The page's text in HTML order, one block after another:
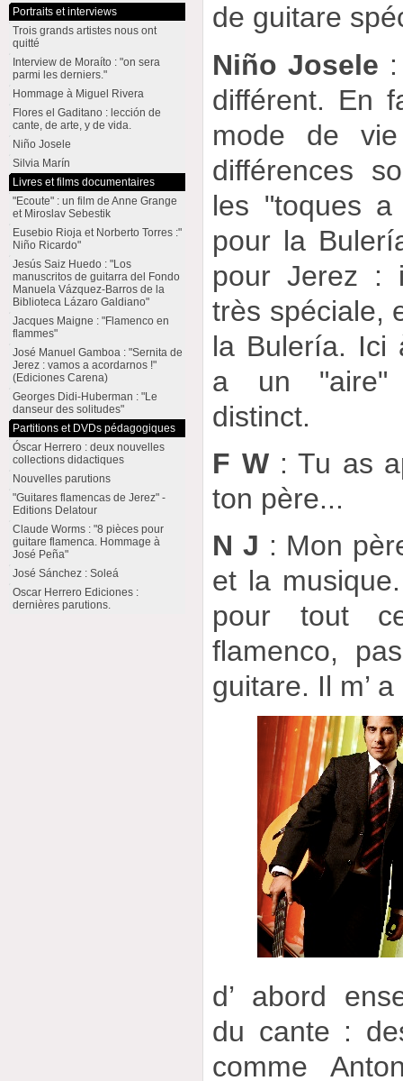
de guitare
Niño Josele
différent. En
mode de vie
différences
les "toques
pour la
pour Jerez :
très spéciale,
la Bulería. Ici
a un "aire"
distinct.
F W: Tu as
ton père...
N J : Mon
et la
pour tout
flamenco,
guitare. Il m’ a
d’ abord
du cante :
comme
Portraits et interviews
Trois grands artistes nous ont
quitté
Interview de Moraíto : "on sera
parmi les derniers."
Hommage à Miguel Rivera
Flores el Gaditano : lección de
cante, de arte, y de vida.
Niño Josele
Silvia Marín
Livres et films documentaires
"Ecoute" : un film de Anne Grange
et Miroslav Sebestik
Eusebio Rioja et Norberto Torres :"
Niño Ricardo"
Jesús Saiz Huedo : "Los
manuscritos de guitarra del Fondo
Manuela Vázquez-Barros de la
Biblioteca Lázaro Galdiano"
Jacques Maigne : "Flamenco en
flammes"
José Manuel Gamboa : "Sernita de
Jerez : vamos a acordarnos !"
(Ediciones Carena)
Georges Didi-Huberman : "Le
danseur des solitudes"
Partitions et DVDs pédagogiques
Óscar Herrero : deux nouvelles
collections didactiques
Nouvelles parutions
"Guitares flamencas de Jerez" -
Editions Delatour
Claude Worms : "8 pièces pour
guitare flamenca. Hommage à
José Peña"
José Sánchez : Soleá
Oscar Herrero Ediciones :
dernières parutions.